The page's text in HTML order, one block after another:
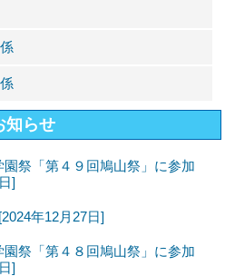
知らせ
祭「第４９回鳩山祭」に参加
]
[2024年12月27日]
祭「第４８回鳩山祭」に参加
]